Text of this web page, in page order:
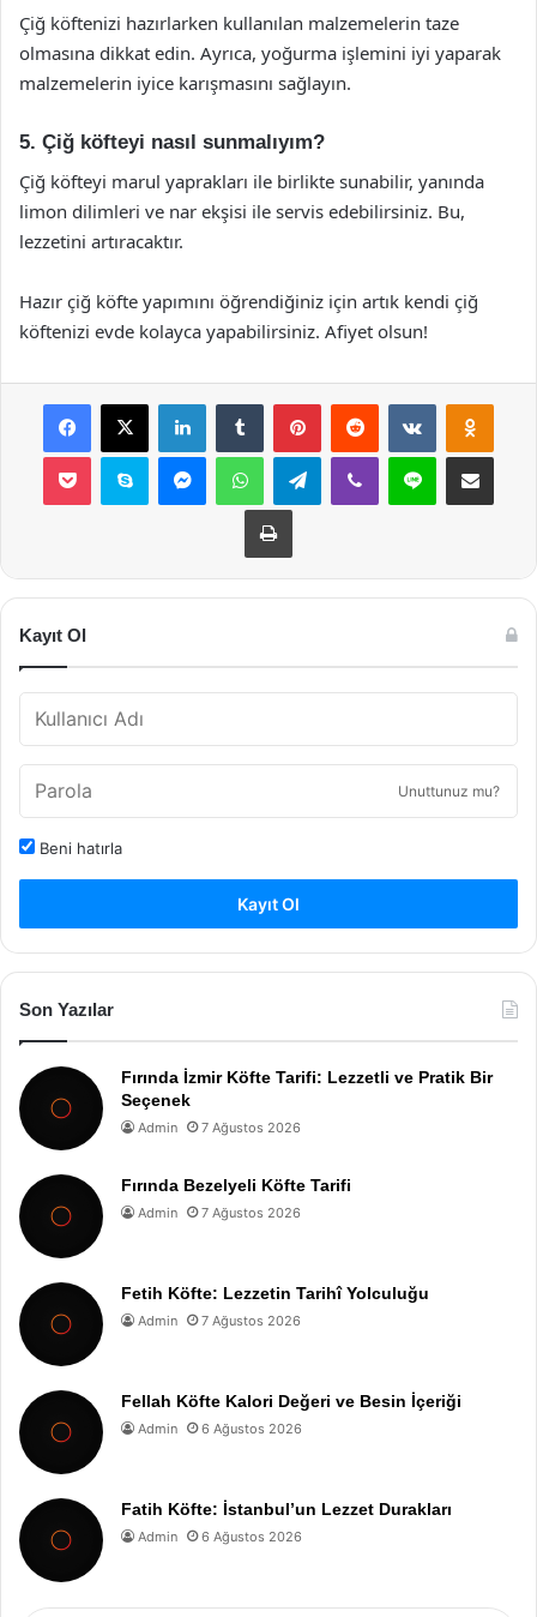
Çiğ köftenizi hazırlarken kullanılan malzemelerin taze
olmasına dikkat edin. Ayrıca, yoğurma işlemini iyi yaparak
malzemelerin iyice karışmasını sağlayın.
5. Çiğ köfteyi nasıl sunmalıyım?
Çiğ köfteyi marul yaprakları ile birlikte sunabilir, yanında
limon dilimleri ve nar ekşisi ile servis edebilirsiniz. Bu,
lezzetini artıracaktır.
Hazır çiğ köfte yapımını öğrendiğiniz için artık kendi çiğ
köftenizi evde kolayca yapabilirsiniz. Afiyet olsun!
Facebook
X LinkedInTumblr PinterestReddit VKontakte
Pocket Skype MessengerWhatsAppTelegramViber Line E-Posta ile
Yazdır
Kayıt Ol
Unuttunuz mu?
Beni hatırla
Kayıt Ol
Son Yazılar
Fırında İzmir Köfte Tarifi: Lezzetli ve Pratik Bir
Seçenek
Admin 7 Ağustos 2026
Fırında Bezelyeli Köfte Tarifi
Admin 7 Ağustos 2026
Fetih Köfte: Lezzetin Tarihî Yolculuğu
Admin 7 Ağustos 2026
Fellah Köfte Kalori Değeri ve Besin İçeriği
Admin 6 Ağustos 2026
Fatih Köfte: İstanbul’un Lezzet Durakları
Admin 6 Ağustos 2026